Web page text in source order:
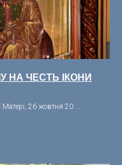
НА ЧЕСТЬ ІКОНИ
26 жовтня 20 ...